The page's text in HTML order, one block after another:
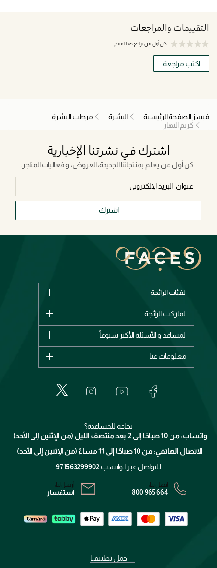
التقييمات والمراجعات
كن أول من يراجع هذا المنتج
اكتب مراجعة
فيسز الصفحة الرئيسية البشرة
مرطب البشرة
كريم النهار
اشترك في نشرتنا الإخبارية
كن أول من يعلم بمنتجاتنا الجديدة، العروض، و فعاليات المتاجر.
اشترك
الفئات الرائجة
الأكثر مبيعاً
اشترِ بطاقة هدية
الماركات الرائجة
بربري
إيف سان لوران
المساعد و الأسئلة الأكثر شيوعاً
الإرجاع
معلومات عنا
خدمات المعارض
برنامج الولاء ميوز
الشروط و الأحكام
سياسة الخصوصية
بحاجة للمساعدة؟
واتساب: من 10 صباحًا إلى 2 بعد منتصف الليل (من الإثنين إلى الأحد)
الاتصال الهاتفي: من 10 صباحًا إلى 11 مساءً (من الإثنين إلى الأحد)
للتواصل عبر الواتساب 971563299902
اتصل بنا:
800 965 664
أرسل لنا:
استفسار
حمل تطبيقنا